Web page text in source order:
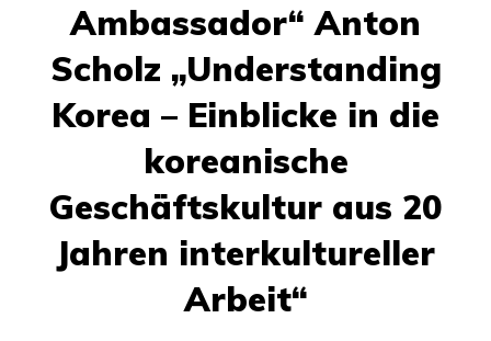
Ambassador“ Anton
Scholz „Understanding
Korea – Einblicke in die
koreanische
Geschäftskultur aus 20
Jahren interkultureller
Arbeit“